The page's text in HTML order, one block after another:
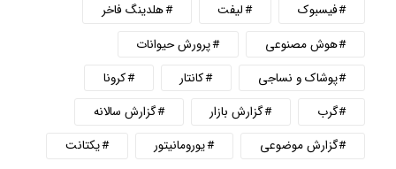
فیسبوک
لیفت
هلدینگ فاخر
هوش مصنوعی
پرورش حیوانات
پوشاک و نساجی
کانتار
کرونا
گرب
گزارش بازار
گزارش سالانه
گزارش موضوعی
یورومانیتور یکتانت